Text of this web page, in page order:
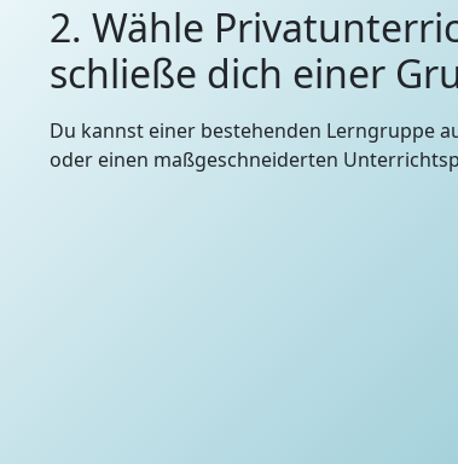
2. Wähle
schließe dich einer
Du kannst einer bestehenden Lerngruppe
oder einen maßgeschneiderten